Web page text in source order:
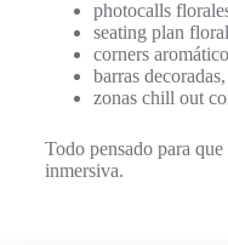
photocalls
seating plan
corners
barras decoradas,
zonas chill out
Todo pensado para
inmersiva.